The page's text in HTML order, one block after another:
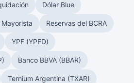
Dólar Blue
Mayorista Reservas del BCRA
YPF (YPFD)
Banco BBVA (BBAR)
Ternium Argentina (TXAR)